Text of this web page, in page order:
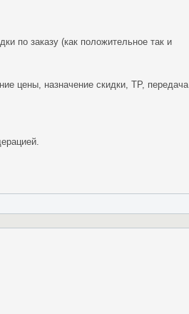
по заказу (как положительное так и
цены, назначение скидки, ТР, передача